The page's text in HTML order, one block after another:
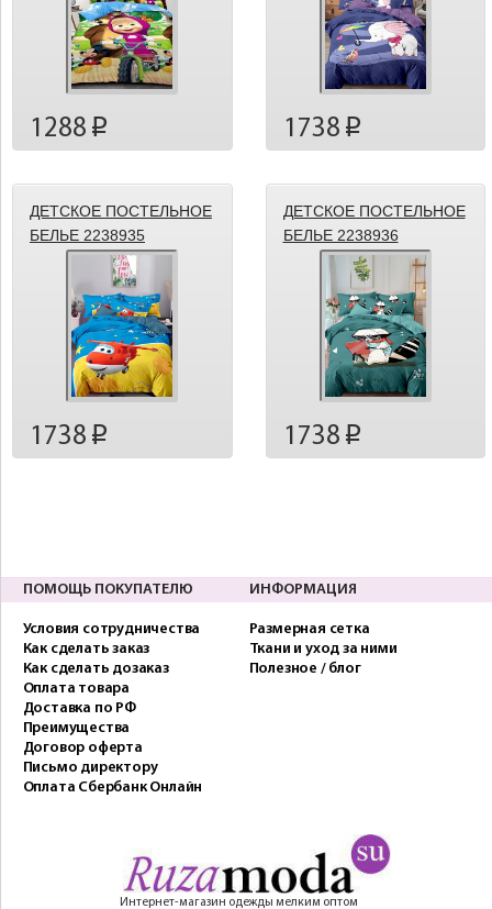
1288 p 1738 p
ДЕТСКОЕ ПОСТЕЛЬНОЕ
БЕЛЬЕ 2238935
1738 p
ДЕТСКОЕ ПОСТЕЛЬНОЕ
БЕЛЬЕ 2238936
1738 p
ПОМОЩЬ ПОКУПАТЕЛЮ
Условия сотрудничества
Как сделать заказ
Как сделать дозаказ
Оплата товара
Доставка по РФ
Преимущества
Договор оферта
Письмо директору
Оплата Сбербанк Онлайн
ИНФОРМАЦИЯ
Размерная сетка
Ткани и уход за ними
Полезное / блог
Интернет-магазин одежды мелким оптом